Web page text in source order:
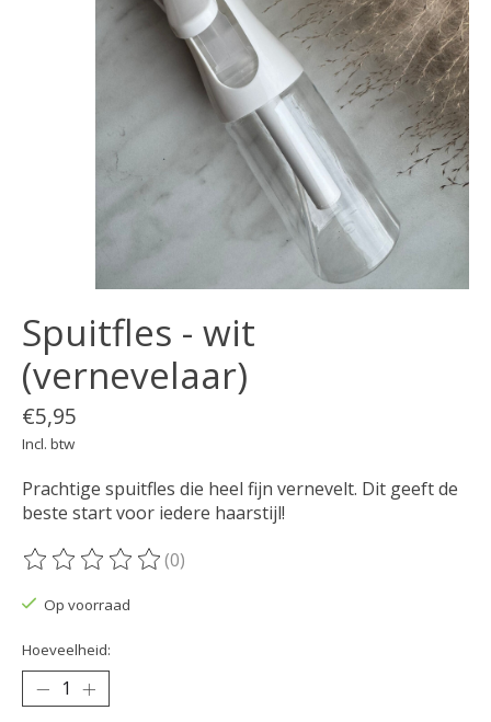
Spuitfles - wit
(vernevelaar)
€5,95
Incl. btw
Prachtige spuitfles die heel fijn vernevelt. Dit geeft de
beste start voor iedere haarstijl!
De beoordeling van dit product is
(0)
Op voorraad
Hoeveelheid: